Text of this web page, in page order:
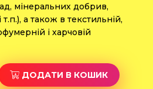
мінеральних добрив,
а також в текстильній,
і харчовій
ДОДАТИ В КОШИК